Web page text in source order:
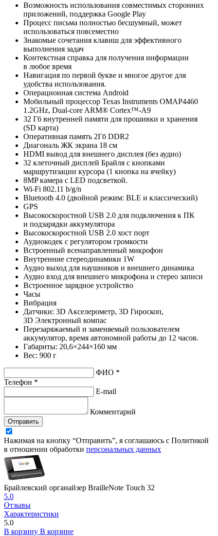
Возможность использования совместимых сторонних
приложений, поддержка Google Play
Процесс письма полностью бесшумный, может
использоваться повсеместно
Знакомые сочетания клавиш для эффективного
выполнения задач
Контекстная справка для получения информации
в любое время
Навигация по первой букве и многое другое для
удобства использования.
Операционная система Android
Мобильный процессор Texas Instruments OMAP4460
1.2GHz, Dual-core ARM® Cortex™-A9
32 Гб внутренней памяти для прошивки и хранения
(SD карта)
Оперативная память 2Гб DDR2
Диагональ ЖК экрана 18 см
HDMI вывод для внешнего дисплея (без аудио)
32 клеточный дисплей Брайля с кнопками
маршрутизации курсора (1 кнопка на ячейку)
8MP камера с LED подсветкой.
Wi-Fi 802.11 b/g/n
Bluetooth 4.0 (двойной режим: BLE и классический)
GPS
Высокоскоростной USB 2.0 для подключения к ПК
и подзарядки аккумулятора
Высокоскоростной USB 2.0 хост порт
Аудиокодек с регулятором громкости
Встроенный всенаправленный микрофон
Внутренние стереодинамики 1W
Аудио выход для наушников и внешнего динамика
Аудио вход для внешнего микрофона и стерео записи
Встроенное зарядное устройство
Часы
Вибрация
Датчики: 3D Акселерометр, 3D Гироскоп,
3D Электронный компас
Перезаряжаемый и заменяемый пользователем
аккумулятор, время автономной работы до 12 часов.
Габариты: 20,6×244×160 мм
Вес: 900 г
ФИО *
Телефон *
E-mail
Комментарий
Отправить
Нажимая на кнопку “Отправить”, я соглашаюсь с Политикой
в отношении обработки персональных данных
Брайлевский органайзер BrailleNote Touch 32
5.0
Отзывы
Характеристики
5.0
В корзину В корзине